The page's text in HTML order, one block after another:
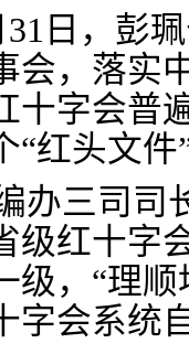
31日，彭
会，落实
十字会普
“红头文件
办三司司
级红十字
， “理
字会系统